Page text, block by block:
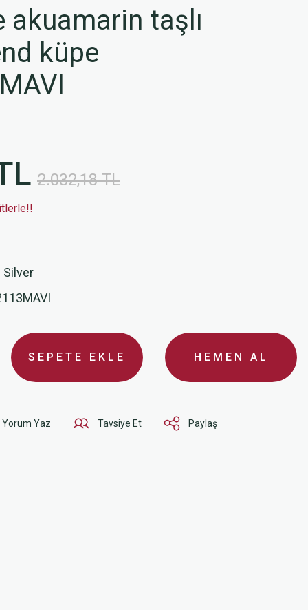
akuamarin taşlı
küpe
2.032,18 TL
Silver
SEPETE EKLE HEMEN AL
Yorum Yaz Tavsiye Et Paylaş